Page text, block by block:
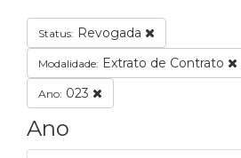
Status: Revogada
Modalidade: Extrato de Contrato
Ano: 023
Ano